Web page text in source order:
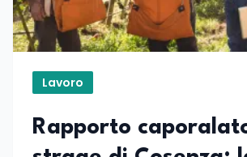
Lavoro
Rapporto